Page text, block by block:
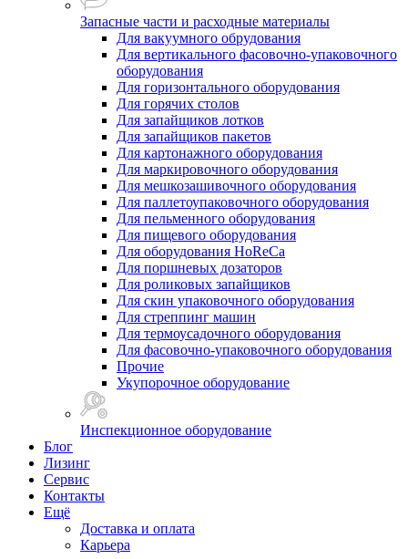
Запасные части и расходные материалы
Для вакуумного обрудования
Для вертикального фасовочно-упаковочного
оборудования
Для горизонтального оборудования
Для горячих столов
Для запайщиков лотков
Для запайщиков пакетов
Для картонажного оборудования
Для маркировочного оборудования
Для мешкозашивочного оборудования
Для паллетоупаковочного оборудования
Для пельменного оборудования
Для пищевого оборудования
Для оборудования HoReCa
Для поршневых дозаторов
Для роликовых запайщиков
Для скин упаковочного оборудования
Для стреппинг машин
Для термоусадочного оборудования
Для фасовочно-упаковочного оборудования
Прочие
Укупорочное оборудование
Инспекционное оборудование
Блог
Лизинг
Сервис
Контакты
Ещё
Доставка и оплата
Карьера